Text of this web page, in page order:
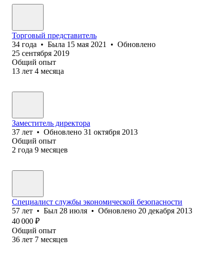
Торговый представитель
34 года • Была 15 мая 2021 • Обновлено
25 сентября 2019
Общий опыт
13 лет 4 месяца
Заместитель директора
37 лет • Обновлено 31 октября 2013
Общий опыт
2 года 9 месяцев
Специалист службы экономической безопасности
57 лет • Был 28 июля • Обновлено 20 декабря 2013
40 000 ₽
Общий опыт
36 лет 7 месяцев